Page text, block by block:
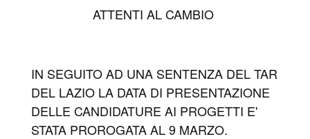
ATTENTI AL CAMBIO
IN SEGUITO AD UNA SENTENZA DEL TAR
DEL LAZIO LA DATA DI PRESENTAZIONE
DELLE CANDIDATURE AI PROGETTI E'
STATA PROROGATA AL 9 MARZO.